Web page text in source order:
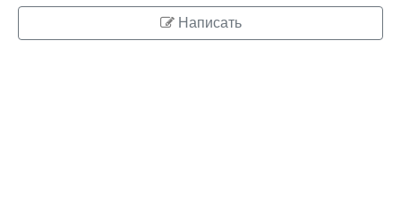
Написать